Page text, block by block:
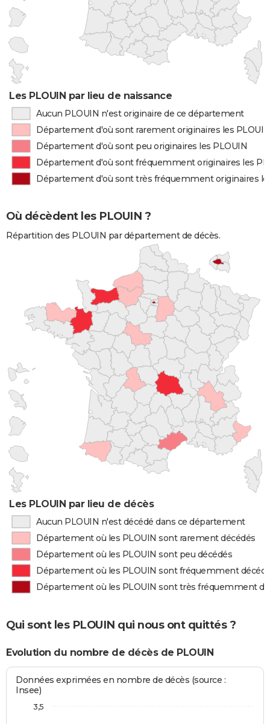
Les PLOUIN par lieu de naissance
Aucun PLOUIN n'est originaire de ce département
Département d'où sont rarement originaires les PLOUIN
Département d'où sont peu originaires les PLOUIN
Département d'où sont fréquemment originaires les
Département d'où sont très fréquemment originaires
Où décèdent les PLOUIN ?
Répartition des PLOUIN par département de décès.
Les PLOUIN par lieu de décès
Aucun PLOUIN n'est décédé dans ce département
Département où les PLOUIN sont rarement décédés
Département où les PLOUIN sont peu décédés
Département où les PLOUIN sont fréquemment
Département où les PLOUIN sont très fréquemment
Qui sont les PLOUIN qui nous ont quittés ?
Evolution du nombre de décès de PLOUIN
Données exprimées en nombre de décès (source :
Insee)
3,5